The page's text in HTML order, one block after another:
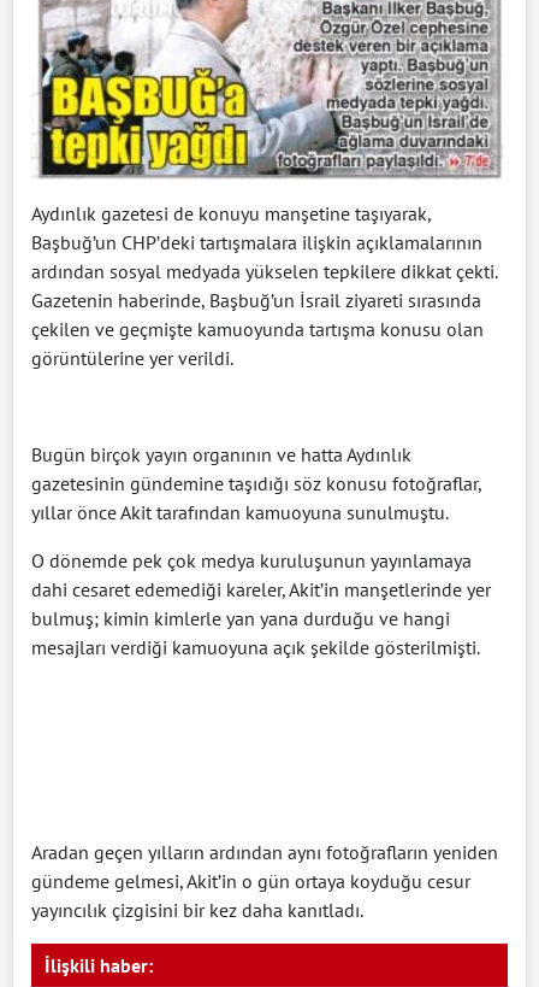
Aydınlık gazetesi de konuyu manşetine taşıyarak,
Başbuğ’un CHP’deki tartışmalara ilişkin açıklamalarının
ardından sosyal medyada yükselen tepkilere dikkat çekti.
Gazetenin haberinde, Başbuğ’un İsrail ziyareti sırasında
çekilen ve geçmişte kamuoyunda tartışma konusu olan
görüntülerine yer verildi.
Bugün birçok yayın organının ve hatta Aydınlık
gazetesinin gündemine taşıdığı söz konusu fotoğraflar,
yıllar önce Akit tarafından kamuoyuna sunulmuştu.
O dönemde pek çok medya kuruluşunun yayınlamaya
dahi cesaret edemediği kareler, Akit’in manşetlerinde yer
bulmuş; kimin kimlerle yan yana durduğu ve hangi
mesajları verdiği kamuoyuna açık şekilde gösterilmişti.
Aradan geçen yılların ardından aynı fotoğrafların yeniden
gündeme gelmesi, Akit’in o gün ortaya koyduğu cesur
yayıncılık çizgisini bir kez daha kanıtladı.
İlişkili haber: